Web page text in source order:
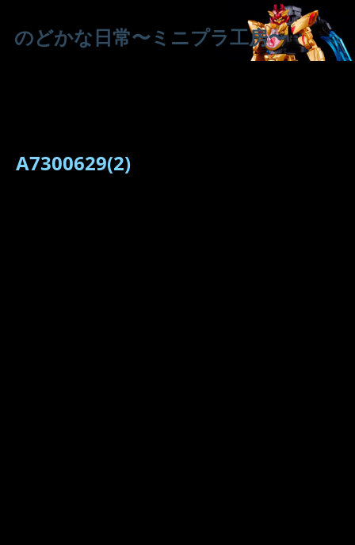
のどかな日常〜ミニプラ工房〜
A7300629(2)